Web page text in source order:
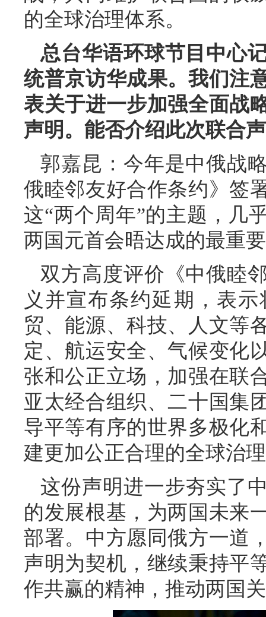
的全球治理体系。
总台华语环球节目中心
统普京访华成果。我们注
表关于进一步加强全面战
声明。能否介绍此次联合
郭嘉昆：今年是中俄战
俄睦邻友好合作条约》签
这“两个周年”的主题，几
两国元首会晤达成的最重
双方高度评价《中俄睦
义并宣布条约延期，表
贸、能源、科技、人文等
定、航运安全、气候变化
张和公正立场，加强在联
亚太经合组织、二十国集
导平等有序的世界多极化
建更加公正合理的全球治
这份声明进一步夯实了
的发展根基，为两国未来
部署。中方愿同俄方一道
声明为契机，继续秉持平
作共赢的精神，推动两国